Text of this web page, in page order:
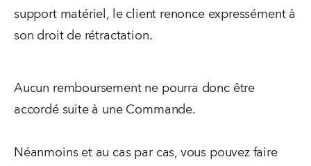
support matériel, le client renonce expressément à
son droit de rétractation.
Aucun remboursement ne pourra donc être
accordé suite à une Commande.
Néanmoins et au cas par cas, vous pouvez faire